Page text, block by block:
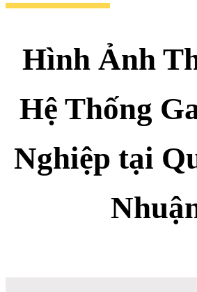
Hình Ảnh
Hệ Thống
Nghiệp tại